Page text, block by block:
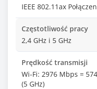
IEEE 802.11ax
Częstotliwość pracy
2,4 GHz i 5 GHz
Prędkość transmisji
Wi-Fi: 2976 Mbps =
(5 GHz)